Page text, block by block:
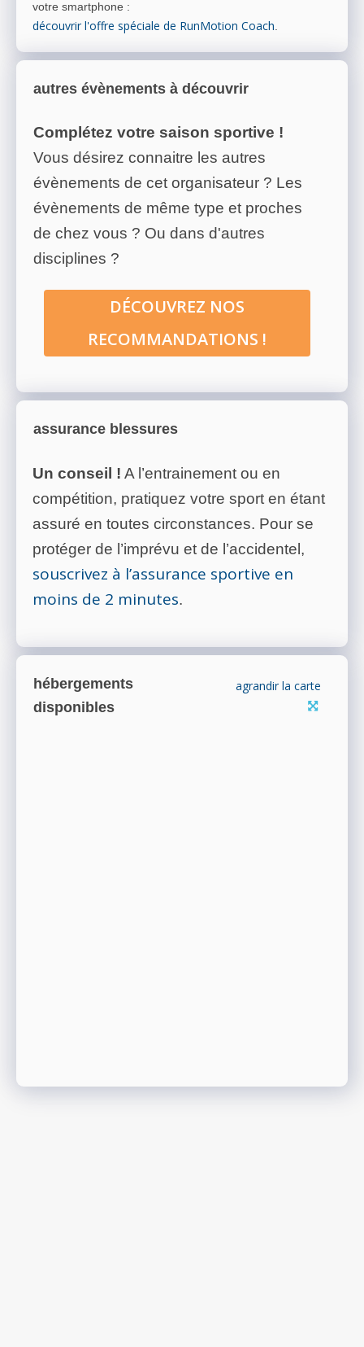
votre smartphone :
découvrir l'offre spéciale de RunMotion Coach
autres évènements à découvrir
Complétez votre saison sportive !
Vous désirez connaitre les autres
évènements de cet organisateur ? Les
évènements de même type et proches
de chez vous ? Ou dans d'autres
disciplines ?
DÉCOUVREZ NOS
RECOMMANDATIONS !
assurance blessures
Un conseil ! A l’entrainement ou en
compétition, pratiquez votre sport en étant
assuré en toutes circonstances. Pour se
protéger de l’imprévu et de l’accidentel,
souscrivez à l’assurance sportive en
moins de 2 minutes.
hébergements
disponibles
agrandir la carte